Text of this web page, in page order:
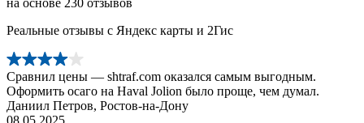
Реальные отзывы с Яндекс карты и 2Гис
Сравнил цены — shtraf.com оказался самым выгодным.
Оформить осаго на Haval Jolion было проще, чем думал.
Даниил Петров, Ростов-на-Дону
08.05.2025